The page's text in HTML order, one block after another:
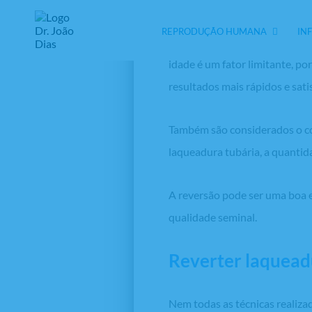
REPRODUÇÃO HUMANA
idade é um fator limitante,
resultados mais rápidos e
Também são considerados o
laqueadura tubária, a
A reversão pode ser uma
qualidade seminal.
Reverter
Nem todas as técnicas